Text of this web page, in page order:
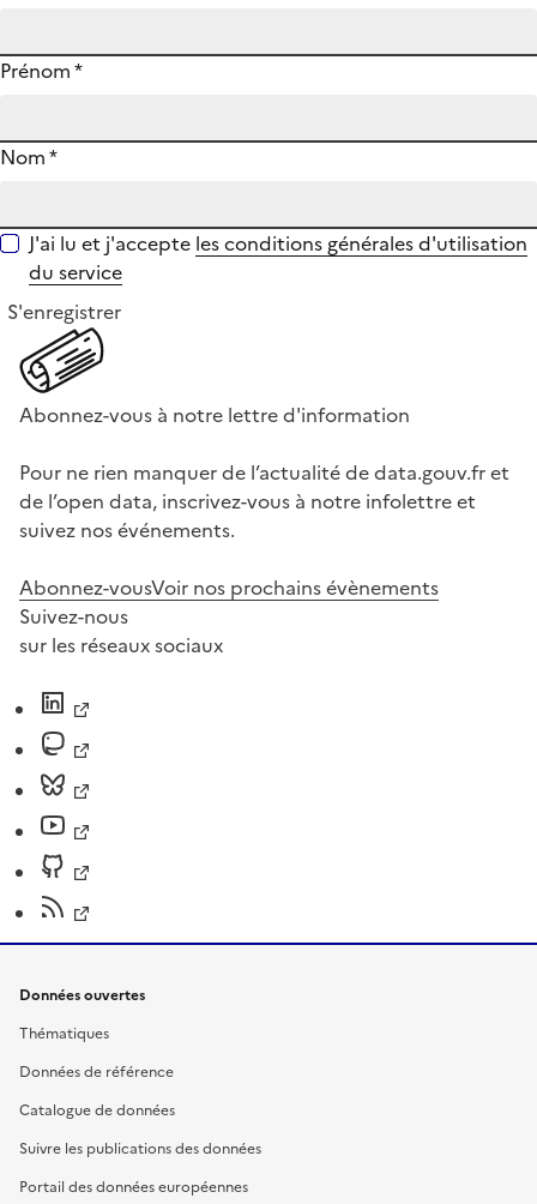
Prénom*
Nom*
J'ai lu et j'accepte les conditions générales d'utilisation
du service
S'enregistrer
Abonnez-vous à notre lettre d'information
Pour ne rien manquer de l’actualité de data.gouv.fr et
de l’open data, inscrivez-vous à notre infolettre et
suivez nos événements.
Abonnez-vousVoir nos prochains évènements
Suivez-nous
sur les réseaux sociaux
Données ouvertes
Thématiques
Données de référence
Catalogue de données
Suivre les publications des données
Portail des données européennes